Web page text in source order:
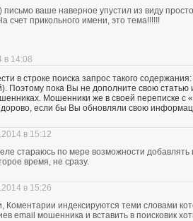
письмо ваше наверное упустил из виду
счет прикольного имени, это тема!!!!!!
в 14:08
в строке поиска запрос такого
Поэтому пока Вы не дополните свою
Мошенники же в своей переписке с
если бы Вы обновляли свою
в 15:12
стараюсь по мере возможности
время, не сразу.
в 15:26
Коментарии индексируются теми словами
email мошенника и вставить в поисковик